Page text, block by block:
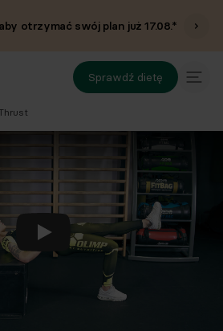
otrzymać swój plan już17.08.*
Sprawdź dietę
Odtwórz